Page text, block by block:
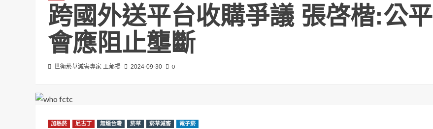
跨國外送平台收購爭議 張啓楷:公平
會應阻止壟斷
世衛菸草減害專家 王郁揚 2024-09-30 0
加熱菸 尼古丁 無煙台灣 菸草 菸草減害 電子菸